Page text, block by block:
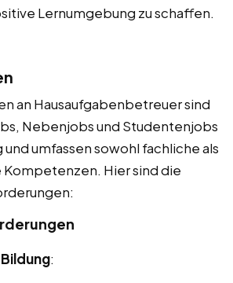
Lernumgebung zu schaffen.
an Hausaufgabenbetreuer sind
Nebenjobs und Studentenjobs
und umfassen sowohl fachliche als
Hier sind die
: